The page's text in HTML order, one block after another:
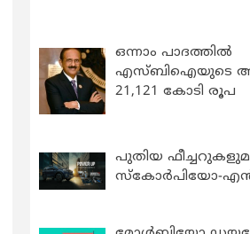
ഒന്നാം പാദത്തിൽ
എസ്ബിഐയുടെ
21,121 കോടി രൂപ
പുതിയ
സ്കോർപിയോ-